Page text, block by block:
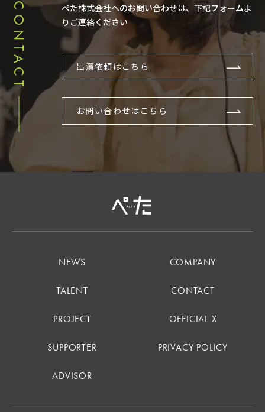
CONTACT
ぺた株式会社へのお問い合わせは、下記フォームよ
りご連絡ください
出演依頼はこちら
お問い合わせはこちら
NEWS
TALENT
PROJECT
SUPPORTER
ADVISOR
COMPANY
CONTACT
OFFICIAL X
PRIVACY POLICY